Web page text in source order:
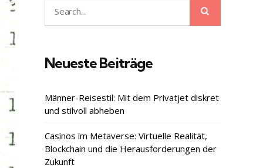
Search
for:
Neueste Beiträge
Männer-Reisestil: Mit dem Privatjet diskret
und stilvoll abheben
Casinos im Metaverse: Virtuelle Realität,
Blockchain und die Herausforderungen der
Zukunft